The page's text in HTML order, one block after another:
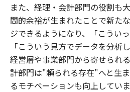
また、経理・会計部門の役割も
間的余裕が生まれたことで新た
ジできるようになり、「こうい
「こういう見方でデータを分析
経営層や事業部門から寄せられ
計部門は"頼られる存在"へと生
るモチベーションも向上していま